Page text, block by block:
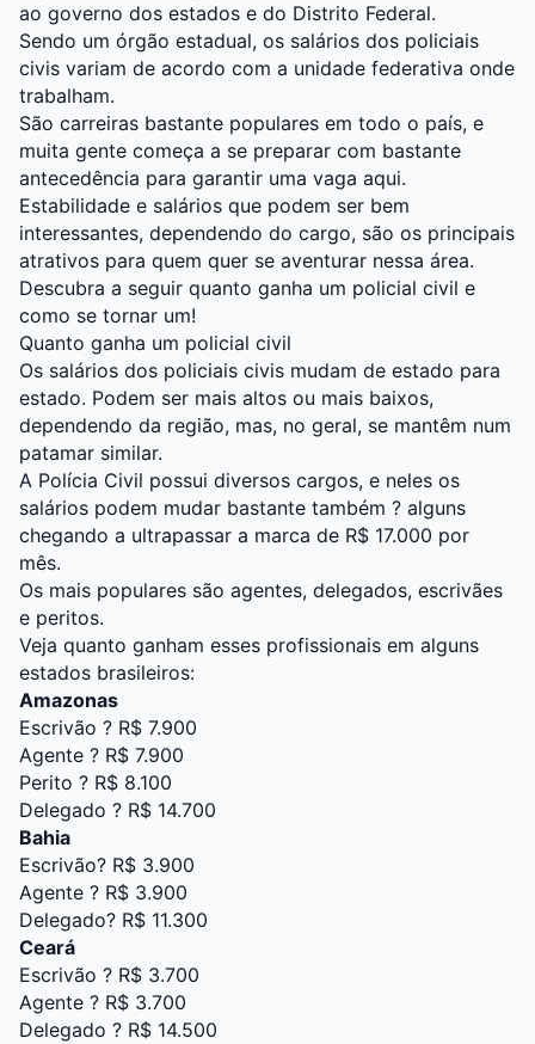
ao governo dos estados e do Distrito Federal.
Sendo um órgão estadual, os salários dos policiais
civis variam de acordo com a unidade federativa onde
trabalham.
São carreiras bastante populares em todo o país, e
muita gente começa a se preparar com bastante
antecedência para garantir uma vaga aqui.
Estabilidade e salários que podem ser bem
interessantes, dependendo do cargo, são os principais
atrativos para quem quer se aventurar nessa área.
Descubra a seguir quanto ganha um policial civil e
como se tornar um!
Quanto ganha um policial civil
Os salários dos policiais civis mudam de estado para
estado. Podem ser mais altos ou mais baixos,
dependendo da região, mas, no geral, se mantêm num
patamar similar.
A Polícia Civil possui diversos cargos, e neles os
salários podem mudar bastante também ? alguns
chegando a ultrapassar a marca de R$ 17.000 por
mês.
Os mais populares são agentes, delegados, escrivães
e peritos.
Veja quanto ganham esses profissionais em alguns
estados brasileiros:
Amazonas
Escrivão ? R$ 7.900
Agente ? R$ 7.900
Perito ? R$ 8.100
Delegado ? R$ 14.700
Bahia
Escrivão? R$ 3.900
Agente ? R$ 3.900
Delegado? R$ 11.300
Ceará
Escrivão ? R$ 3.700
Agente ? R$ 3.700
Delegado ? R$ 14.500